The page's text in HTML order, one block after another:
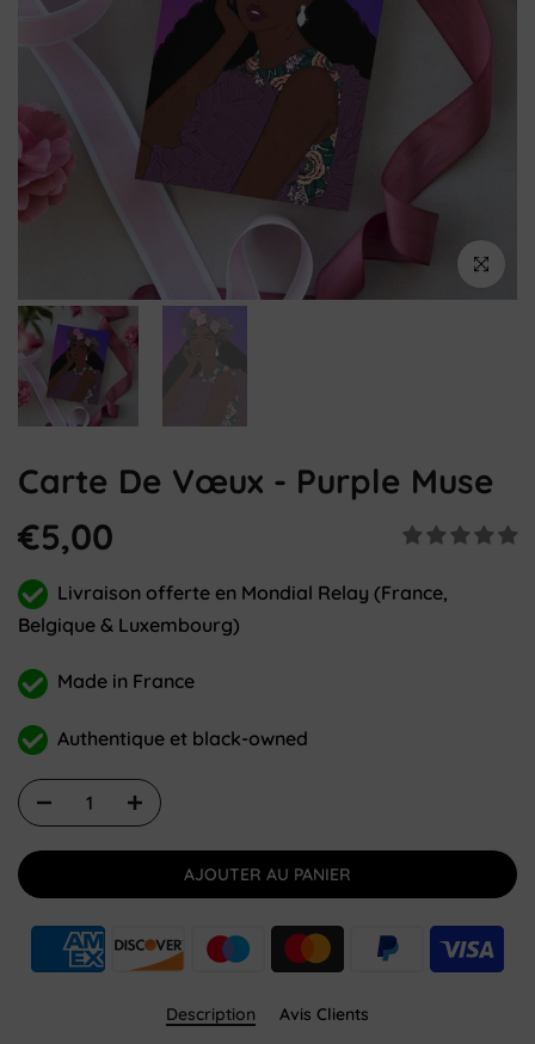
Cliquez
Carte De Vœux - Purple Muse
€5,00
Livraison offerte en Mondial Relay (France,
Belgique & Luxembourg)
Made in France
Authentique et black-owned
AJOUTER AU PANIER
Description Avis Clients